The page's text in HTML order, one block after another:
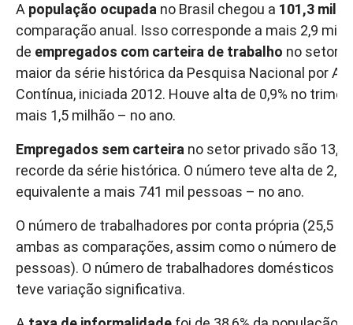
A população ocupada no Brasil chegou a 101,3
comparação anual. Isso corresponde a mais 2,9
de empregados com carteira de trabalho no setor
maior da série histórica da Pesquisa Nacional por
Contínua, iniciada 2012. Houve alta de 0,9% no
mais 1,5 milhão – no ano.
Empregados sem carteira no setor privado são
recorde da série histórica. O número teve alta de
equivalente a mais 741 mil pessoas – no ano.
O número de trabalhadores por conta própria (25,5
ambas as comparações, assim como o número de
pessoas). O número de trabalhadores domésticos
teve variação significativa.